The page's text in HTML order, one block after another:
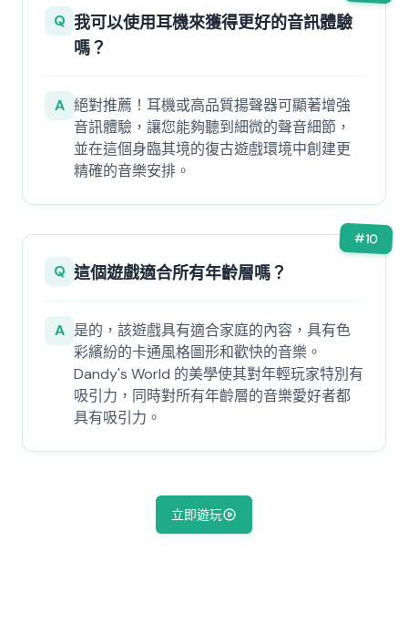
Q 我可以使用耳機來獲得更好的音訊體驗
嗎？
A 絕對推薦！耳機或高品質揚聲器可顯著增強
音訊體驗，讓您能夠聽到細微的聲音細節，
並在這個身臨其境的復古遊戲環境中創建更
精確的音樂安排。
#10
Q 這個遊戲適合所有年齡層嗎？
A 是的，該遊戲具有適合家庭的內容，具有色
彩繽紛的卡通風格圖形和歡快的音樂。
Dandy's World 的美學使其對年輕玩家特別有
吸引力，同時對所有年齡層的音樂愛好者都
具有吸引力。
立即遊玩